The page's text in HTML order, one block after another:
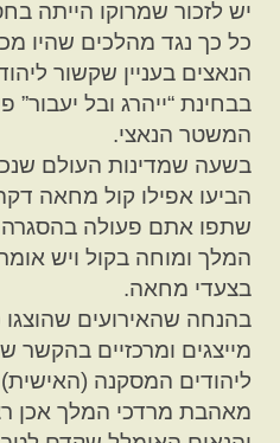
יש לזכור שמרוקו הייתה
כל כך נגד מהלכים שהיו
הנאצים בעניין שקשור
בבחינת “ייהרג ובל יעבור”
המשטר הנאצי.
בשעה שמדינות העולם
הביעו אפילו קול מחאה דקה
שתפו אתם פעולה בהסגרה
המלך ומוחה בקול ויש
בצעדי מחאה.
בהנחה שהאירועים שהוצגו
מייצגים ומרכזיים בהקשר
ליהודים המסקנה
מאהבת מרדכי המלך אכן